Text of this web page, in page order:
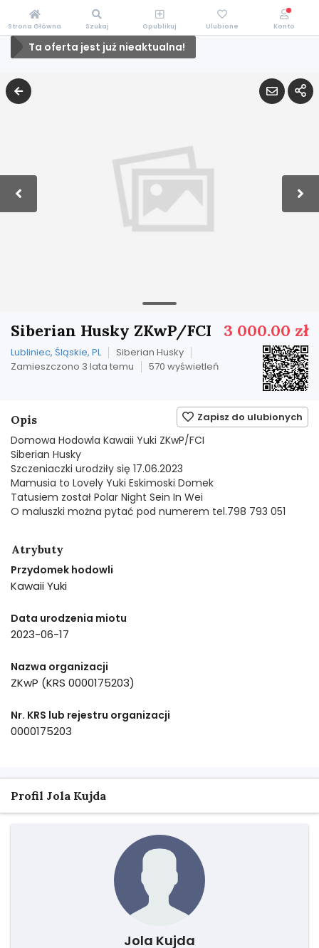
Ta oferta jest już nieaktualna!
3 000.00 zł
Siberian Husky ZKwP/FCI
Lubliniec, Śląskie, PL
Siberian Husky
Zamieszczono 3 lata temu
570 wyświetleń
Zapisz do ulubionych
Opis
Domowa Hodowla Kawaii Yuki ZKwP/FCI
Siberian Husky
Szczeniaczki urodziły się 17.06.2023
Mamusia to Lovely Yuki Eskimoski Domek
Tatusiem został Polar Night Sein In Wei
O maluszki można pytać pod numerem tel.798 793 051
Atrybuty
Przydomek hodowli
Kawaii Yuki
Data urodzenia miotu
2023-06-17
Nazwa organizacji
ZKwP (KRS 0000175203)
Nr. KRS lub rejestru organizacji
0000175203
Profil Jola Kujda
Jola Kujda
Strona Główna Szukaj Opublikuj Ulubione Konto